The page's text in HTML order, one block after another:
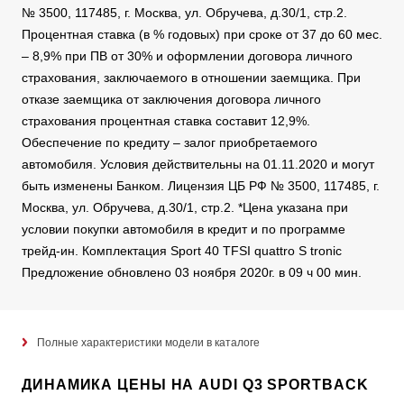
№ 3500, 117485, г. Москва, ул. Обручева, д.30/1, стр.2.
Процентная ставка (в % годовых) при сроке от 37 до 60 мес.
– 8,9% при ПВ от 30% и оформлении договора личного
страхования, заключаемого в отношении заемщика. При
отказе заемщика от заключения договора личного
страхования процентная ставка составит 12,9%.
Обеспечение по кредиту – залог приобретаемого
автомобиля. Условия действительны на 01.11.2020 и могут
быть изменены Банком. Лицензия ЦБ РФ № 3500, 117485, г.
Москва, ул. Обручева, д.30/1, стр.2. *Цена указана при
условии покупки автомобиля в кредит и по программе
трейд-ин. Комплектация Sport 40 TFSI quattro S tronic
Предложение обновлено 03 ноября 2020г. в 09 ч 00 мин.
Полные характеристики модели в каталоге
ДИНАМИКА ЦЕНЫ НА AUDI Q3 SPORTBACK